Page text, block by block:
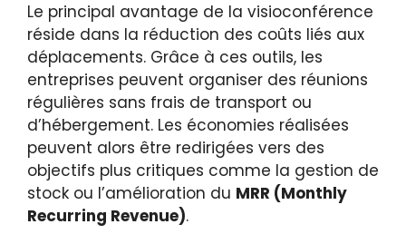
Le principal avantage de la visioconférence
réside dans la réduction des coûts liés aux
déplacements. Grâce à ces outils, les
entreprises peuvent organiser des réunions
régulières sans frais de transport ou
d’hébergement. Les économies réalisées
peuvent alors être redirigées vers des
objectifs plus critiques comme la gestion de
stock ou l’amélioration du MRR (Monthly
Recurring Revenue).